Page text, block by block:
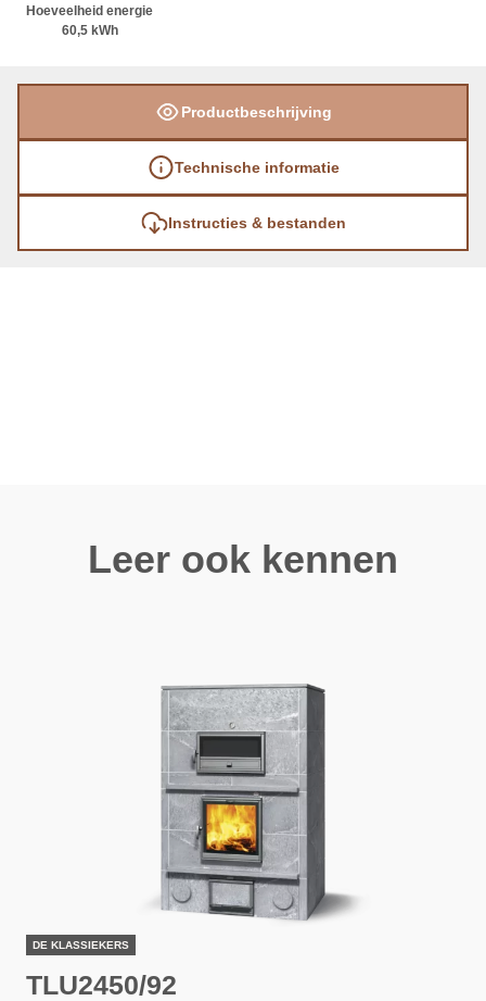
Hoeveelheid energie
60,5 kWh
Productbeschrijving
Technische informatie
Instructies & bestanden
Leer ook kennen
DE KLASSIEKERS
TLU2450/92